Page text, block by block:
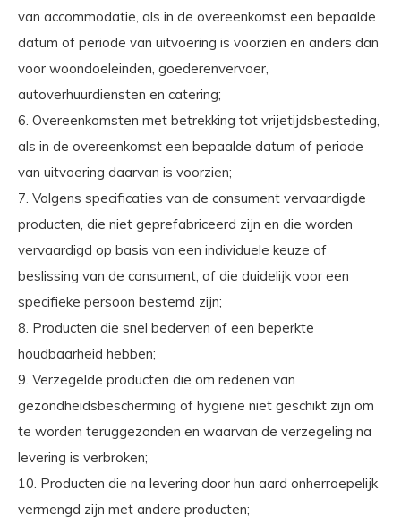
van accommodatie, als in de overeenkomst een bepaalde
datum of periode van uitvoering is voorzien en anders dan
voor woondoeleinden, goederenvervoer,
autoverhuurdiensten en catering;
6. Overeenkomsten met betrekking tot vrijetijdsbesteding,
als in de overeenkomst een bepaalde datum of periode
van uitvoering daarvan is voorzien;
7. Volgens specificaties van de consument vervaardigde
producten, die niet geprefabriceerd zijn en die worden
vervaardigd op basis van een individuele keuze of
beslissing van de consument, of die duidelijk voor een
specifieke persoon bestemd zijn;
8. Producten die snel bederven of een beperkte
houdbaarheid hebben;
9. Verzegelde producten die om redenen van
gezondheidsbescherming of hygiëne niet geschikt zijn om
te worden teruggezonden en waarvan de verzegeling na
levering is verbroken;
10. Producten die na levering door hun aard onherroepelijk
vermengd zijn met andere producten;